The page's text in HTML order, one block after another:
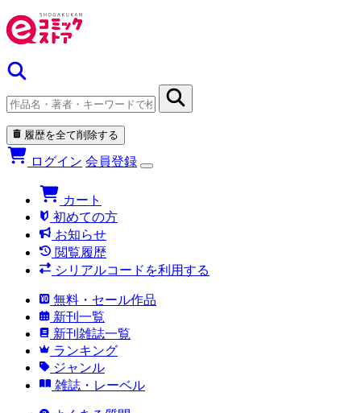
履歴を全て削除する
ログイン 会員登録
カート
初めての方
お知らせ
閲覧履歴
シリアルコードを利用する
無料・セール作品
新刊一覧
新刊雑誌一覧
ランキング
ジャンル
雑誌・レーベル